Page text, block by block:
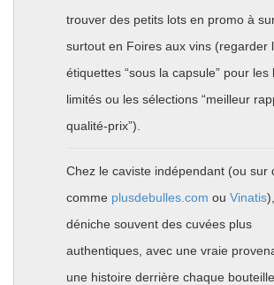
trouver des petits lots en promo à
surtout en Foires aux vins (regarder
étiquettes “sous la capsule” pour les
limités ou les sélections “meilleur
qualité-prix”).
Chez le caviste indépendant (ou sur
comme plusdebulles.com ou Vinatis
déniche souvent des cuvées plus
authentiques, avec une vraie
une histoire derrière chaque